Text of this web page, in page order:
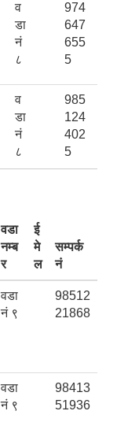
व
डा
नं
८
974
647
655
5
व
डा
नं
८
985
124
402
5
वडा
नम्ब
र
ई
मे
ल
सम्पर्क
नं
वडा
नं ९
98512
21868
वडा
नं ९
98413
51936